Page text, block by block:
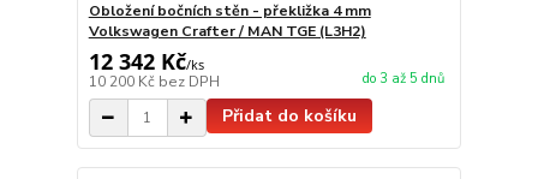
Obložení bočních stěn - překližka 4 mm
Volkswagen Crafter / MAN TGE (L3H2)
12 342 Kč/ks
10 200 Kč bez DPH do 3 až 5 dnů
Přidat do košíku